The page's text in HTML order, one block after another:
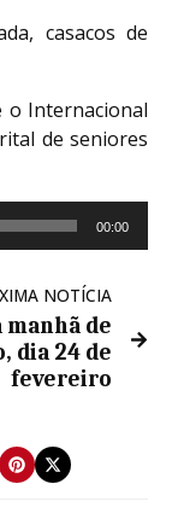
casacos de
o Internacional
de seniores
00:00
NOTÍCIA
de
dia 24 de
fevereiro